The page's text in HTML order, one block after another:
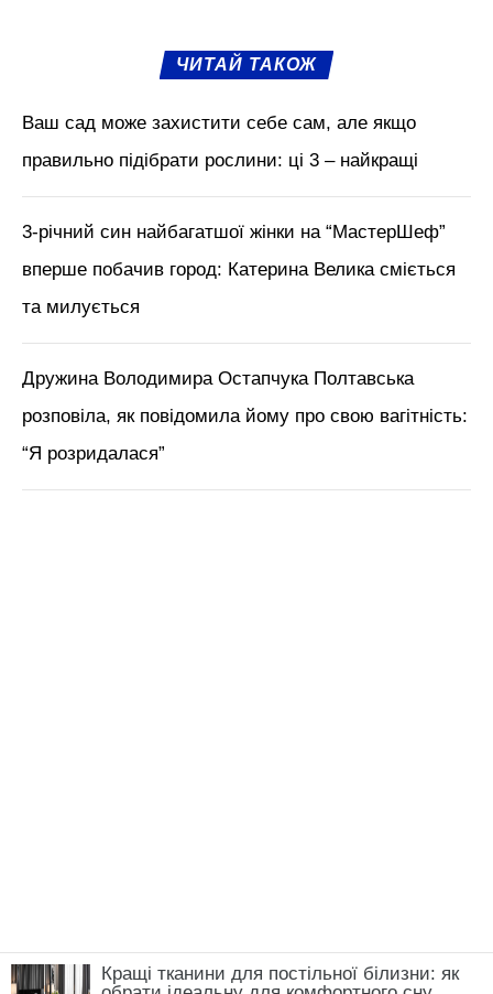
ЧИТАЙ ТАКОЖ
Ваш сад може захистити себе сам, але якщо
правильно підібрати рослини: ці 3 – найкращі
3-річний син найбагатшої жінки на “МастерШеф”
вперше побачив город: Катерина Велика сміється
та милується
Дружина Володимира Остапчука Полтавська
розповіла, як повідомила йому про свою вагітність:
“Я розридалася”
Кращі тканини для постільної білизни: як